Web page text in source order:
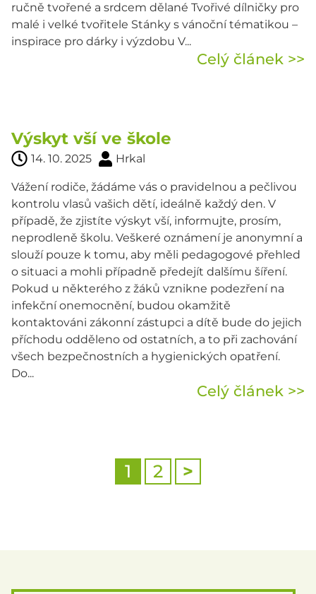
ručně tvořené a srdcem dělané Tvořivé dílničky pro
malé i velké tvořitele Stánky s vánoční tématikou –
inspirace pro dárky i výzdobu V...
Celý článek >>
Výskyt vší ve škole
14. 10. 2025 Hrkal
Vážení rodiče, žádáme vás o pravidelnou a pečlivou
kontrolu vlasů vašich dětí, ideálně každý den. V
případě, že zjistíte výskyt vší, informujte, prosím,
neprodleně školu. Veškeré oznámení je anonymní a
slouží pouze k tomu, aby měli pedagogové přehled
o situaci a mohli případně předejít dalšímu šíření.
Pokud u některého z žáků vznikne podezření na
infekční onemocnění, budou okamžitě
kontaktováni zákonní zástupci a dítě bude do jejich
příchodu odděleno od ostatních, a to při zachování
všech bezpečnostních a hygienických opatření.
Do...
Celý článek >>
1 2 >